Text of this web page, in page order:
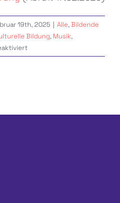
19th, 2025 | Alle,Bildende
Bildung, Musik,
für
Studentische